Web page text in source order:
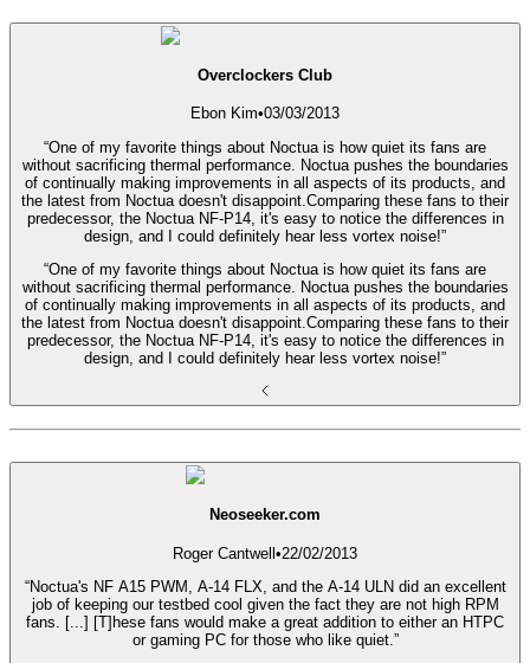
Overclockers Club
Ebon Kim•03/03/2013
“One of my favorite things about Noctua is how quiet its fans are
without sacrificing thermal performance. Noctua pushes the boundaries
of continually making improvements in all aspects of its products, and
the latest from Noctua doesn't disappoint.Comparing these fans to their
predecessor, the Noctua NF-P14, it's easy to notice the differences in
design, and I could definitely hear less vortex noise!”
“One of my favorite things about Noctua is how quiet its fans are
without sacrificing thermal performance. Noctua pushes the boundaries
of continually making improvements in all aspects of its products, and
the latest from Noctua doesn't disappoint.Comparing these fans to their
predecessor, the Noctua NF-P14, it's easy to notice the differences in
design, and I could definitely hear less vortex noise!”
Neoseeker.com
Roger Cantwell •22/02/2013
“Noctua's NF A15 PWM, A-14 FLX, and the A-14 ULN did an excellent
job of keeping our testbed cool given the fact they are not high RPM
fans. [...] [T]hese fans would make a great addition to either an HTPC
or gaming PC for those who like quiet.”